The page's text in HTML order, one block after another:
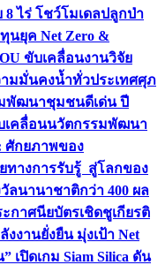
8 ไร่ โชว์โมเดลปลูกป่า
นยุค Net Zero &
ขับเคลื่อนงานวิจัย
มมั่นคงน้ำทั่วประเทศศุภ
พัฒนาชุมชนดีเด่น ปี
เคลื่อนนวัตกรรมพัฒนา
ศักยภาพของ
ทางการรับรู้ สู่โลกของ
ลนานาชาติกว่า 400 ผล
กาศนียบัตรเชิดชูเกียรติ
งานยั่งยืน มุ่งเป้า Net
เปิดเกม Siam Silica ดัน